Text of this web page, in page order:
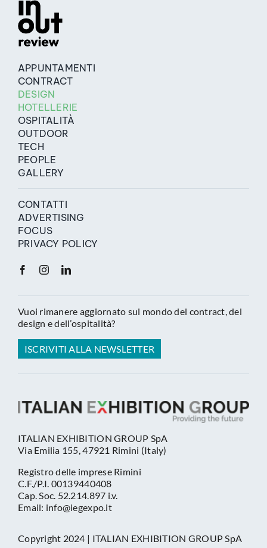
APPUNTAMENTI
CONTRACT
DESIGN
HOTELLERIE
OSPITALITÀ
OUTDOOR
TECH
PEOPLE
GALLERY
CONTATTI
ADVERTISING
FOCUS
PRIVACY POLICY
Vuoi rimanere aggiornato sul mondo del contract, del
design e dell’ospitalità?
ISCRIVITI ALLA NEWSLETTER
ITALIAN EXHIBITION GROUP SpA
Via Emilia 155, 47921 Rimini (Italy)
Registro delle imprese Rimini
C.F./P.I. 00139440408
Cap. Soc. 52.214.897 i.v.
Email: info@iegexpo.it
Copyright 2024 | ITALIAN EXHIBITION GROUP SpA